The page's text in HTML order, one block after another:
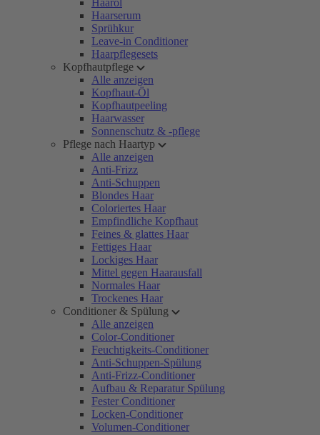
Haaröl
Haarserum
Sprühkur
Leave-in Conditioner
Haarpflegesets
Kopfhautpflege
Alle anzeigen
Kopfhaut-Öl
Kopfhautpeeling
Haarwasser
Sonnenschutz & -pflege
Pflege nach Haartyp
Alle anzeigen
Anti-Frizz
Anti-Schuppen
Blondes Haar
Coloriertes Haar
Empfindliche Kopfhaut
Feines & glattes Haar
Fettiges Haar
Lockiges Haar
Mittel gegen Haarausfall
Normales Haar
Trockenes Haar
Conditioner & Spülung
Alle anzeigen
Color-Conditioner
Feuchtigkeits-Conditioner
Anti-Schuppen-Spülung
Anti-Frizz-Conditioner
Aufbau & Reparatur Spülung
Fester Conditioner
Locken-Conditioner
Volumen-Conditioner